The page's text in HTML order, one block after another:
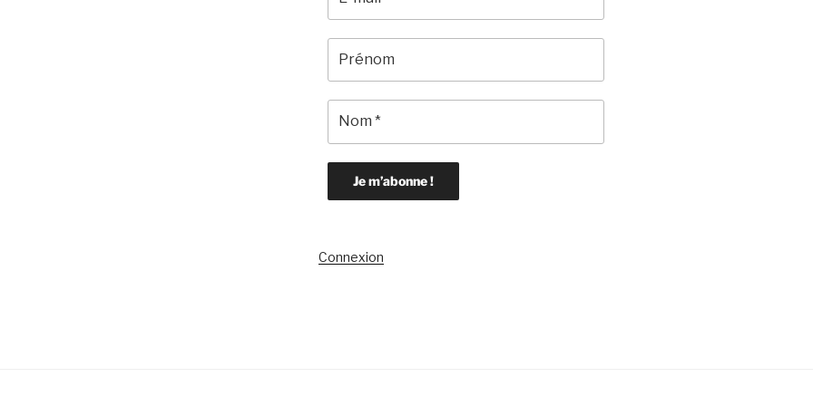
Connexion